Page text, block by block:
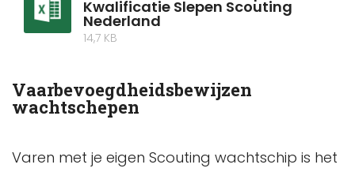
Kwalificatie Slepen Scouting
Nederland
14,7 KB
Vaarbevoegdheidsbewijzen
wachtschepen
Varen met je eigen Scouting wachtschip is het